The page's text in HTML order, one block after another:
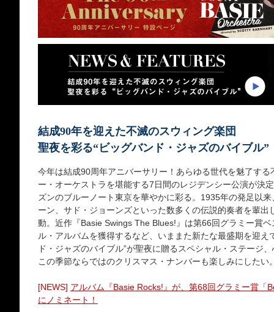
結成90年を迎えた不滅のスウィング楽団
聖夜を彩る“ビッグバンド・ジャズのバイブル”
今年は結成90周年アニバーサリー！あらゆる世代を魅了す
ー・オーケストラを堪能する7日間のレジデンシー公演が決
ズンのブルーノート東京を華やかに彩る。1935年の発足以
ーン、サド・ジョーンズといった数多くの伝説的奏者を輩
動。近作『Basie Swings The Blues!』は第66回グラミー賞
ル・アルバムを獲得するなど、いままた新たな最盛期を迎え
ド・ジャズのバイブル”が聖夜に贈るスペシャル・ステージ
この季節ならではのクリスマス・ナンバーも楽しみにしたい
[NEWS] アルバム『Basie Rocks!』が、第68回グラミー賞「
にノミネート！